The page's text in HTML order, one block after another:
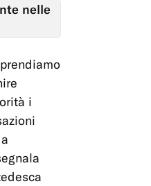
nelle
i